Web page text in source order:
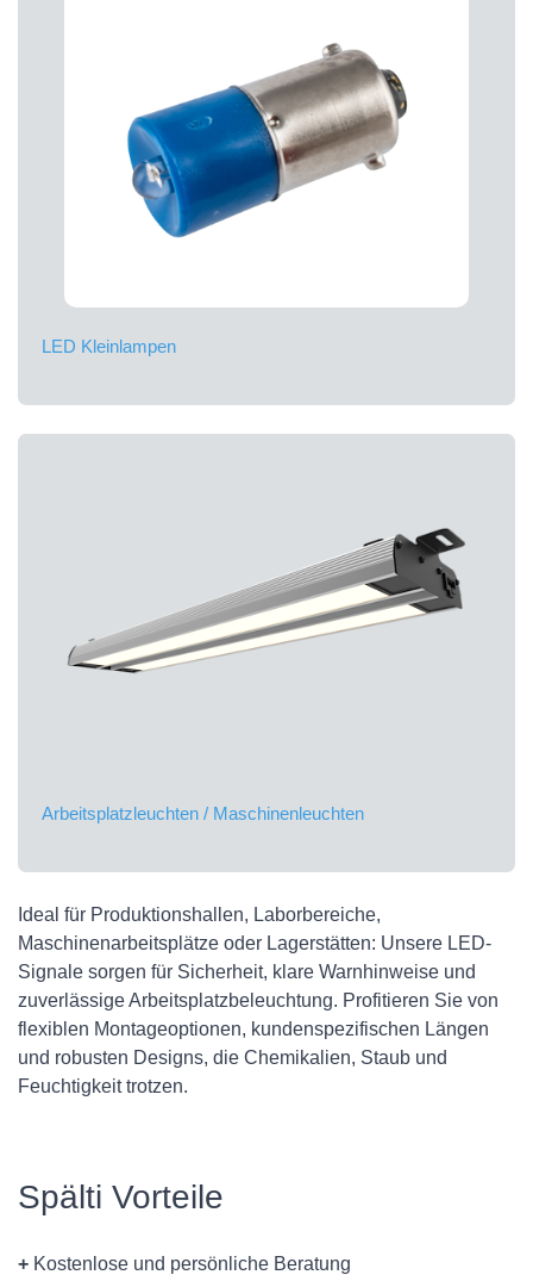
LED Kleinlampen
Arbeitsplatzleuchten / Maschinenleuchten
Ideal für Produktionshallen, Laborbereiche,
Maschinenarbeitsplätze oder Lagerstätten: Unsere LED-
Signale sorgen für Sicherheit, klare Warnhinweise und
zuverlässige Arbeitsplatzbeleuchtung. Profitieren Sie von
flexiblen Montageoptionen, kundenspezifischen Längen
und robusten Designs, die Chemikalien, Staub und
Feuchtigkeit trotzen.
Spälti Vorteile
+ Kostenlose und persönliche Beratung